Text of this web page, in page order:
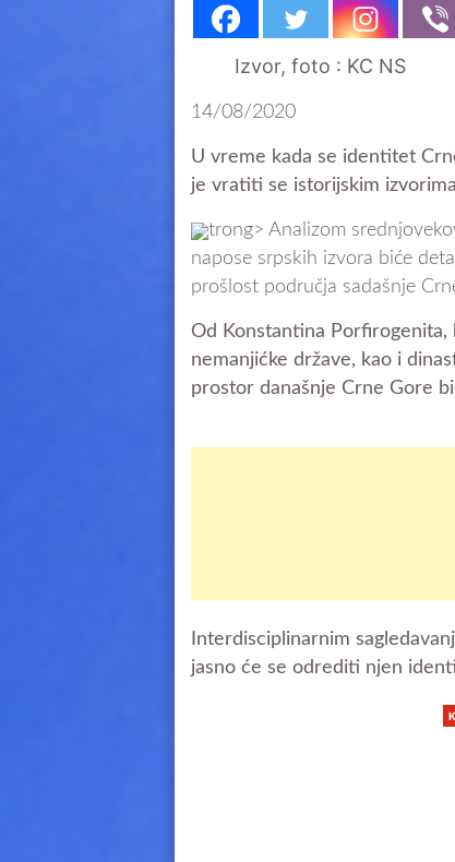
Izvor, foto : KC NS
14/08/2020
U vreme kada se identitet
je vratiti se istorijskim
trong> Analizom
napose srpskih izvora biće
prošlost područja sadašnje
Od Konstantina Porfirogenita,
nemanjićke države, kao i
prostor današnje Crne Gore
Interdisciplinarnim
jasno će se odrediti njen